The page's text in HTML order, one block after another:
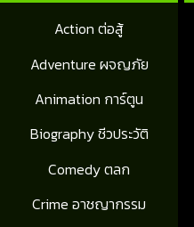
Action ต่อสู้
Adventure ผจญภัย
Animation การ์ตูน
Biography ชีวประวัติ
Comedy ตลก
Crime อาชญากรรม